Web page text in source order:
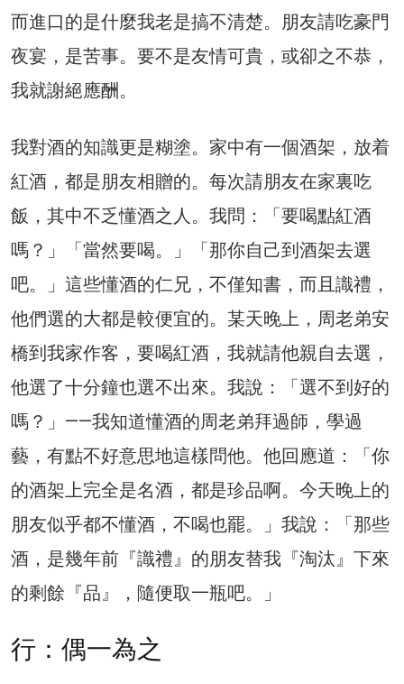
而進口的是什麼我老是搞不清楚。朋友請吃豪門
夜宴，是苦事。要不是友情可貴，或卻之不恭，
我就謝絕應酬。
我對酒的知識更是糊塗。家中有一個酒架，放着
紅酒，都是朋友相贈的。每次請朋友在家裏吃
飯，其中不乏懂酒之人。我問：「要喝點紅酒
嗎？」「當然要喝。」「那你自己到酒架去選
吧。」這些懂酒的仁兄，不僅知書，而且識禮，
他們選的大都是較便宜的。某天晚上，周老弟安
橋到我家作客，要喝紅酒，我就請他親自去選，
他選了十分鐘也選不出來。我說：「選不到好的
嗎？」——我知道懂酒的周老弟拜過師，學過
藝，有點不好意思地這樣問他。他回應道：「你
的酒架上完全是名酒，都是珍品啊。今天晚上的
朋友似乎都不懂酒，不喝也罷。」我說：「那些
酒，是幾年前『識禮』的朋友替我『淘汰』下來
的剩餘『品』，隨便取一瓶吧。」
行：偶一為之